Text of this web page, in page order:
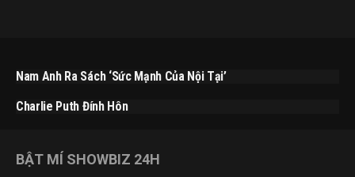
Nam Anh Ra Sách ‘Sức Mạnh Của Nội Tại’
Charlie Puth Đính Hôn
BẬT MÍ SHOWBIZ 24H